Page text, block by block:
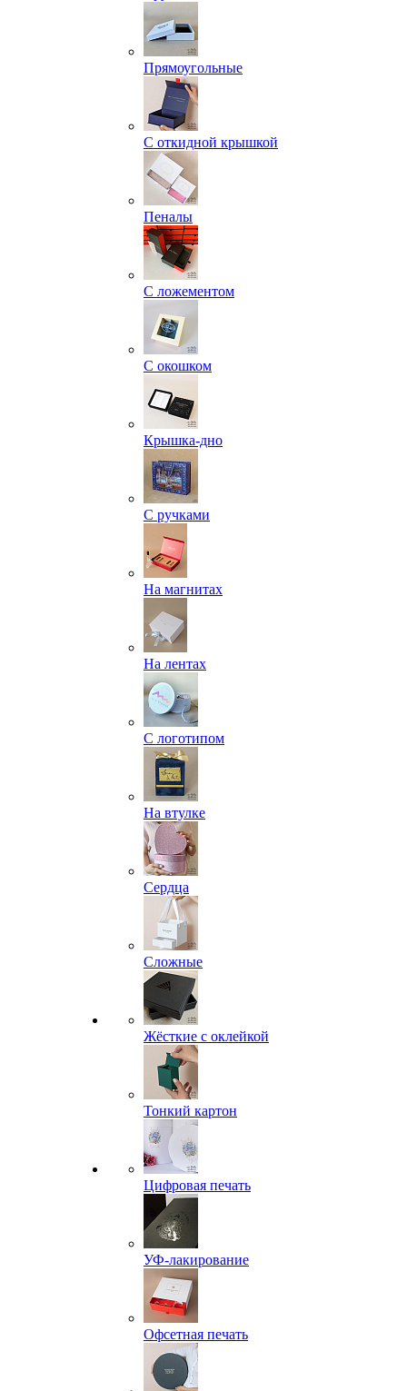
Прямоугольные
С откидной крышкой
Пеналы
С ложементом
С окошком
Крышка-дно
С ручками
На магнитах
На лентах
С логотипом
На втулке
Сердца
Сложные
Жёсткие с оклейкой
Тонкий картон
Цифровая печать
УФ-лакирование
Офсетная печать